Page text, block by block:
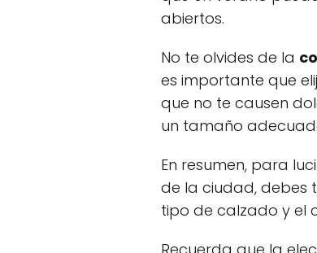
abiertos.
No te olvides de la
es importante que
que no te causen
un tamaño
En resumen, para
de la ciudad, debes
tipo de calzado y el